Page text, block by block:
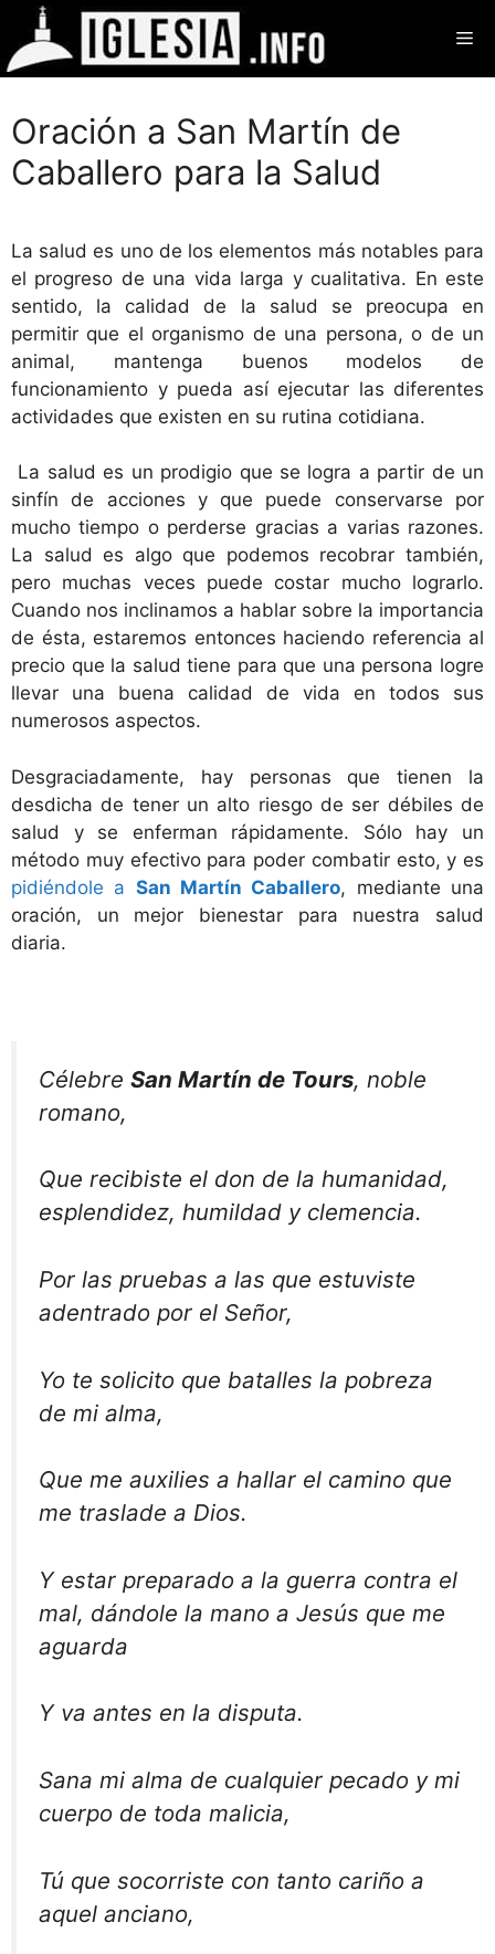
Saltar
contenido
Oración a San Martín de
Caballero para la Salud
La salud es uno de los elementos más notables para
el progreso de una vida larga y cualitativa. En este
sentido, la calidad de la salud se preocupa en
permitir que el organismo de una persona, o de un
animal, mantenga buenos modelos de
funcionamiento y pueda así ejecutar las diferentes
actividades que existen en su rutina cotidiana.
La salud es un prodigio que se logra a partir de un
sinfín de acciones y que puede conservarse por
mucho tiempo o perderse gracias a varias razones.
La salud es algo que podemos recobrar también,
pero muchas veces puede costar mucho lograrlo.
Cuando nos inclinamos a hablar sobre la importancia
de ésta, estaremos entonces haciendo referencia al
precio que la salud tiene para que una persona logre
llevar una buena calidad de vida en todos sus
numerosos aspectos.
Desgraciadamente, hay personas que tienen la
desdicha de tener un alto riesgo de ser débiles de
salud y se enferman rápidamente. Sólo hay un
método muy efectivo para poder combatir esto, y es
pidiéndole a San Martín Caballero, mediante una
oración, un mejor bienestar para nuestra salud
diaria.
Célebre San Martín de Tours, noble
romano,
Que recibiste el don de la humanidad,
esplendidez, humildad y clemencia.
Por las pruebas a las que estuviste
adentrado por el Señor,
Yo te solicito que batalles la pobreza
de mi alma,
Que me auxilies a hallar el camino que
me traslade a Dios.
Y estar preparado a la guerra contra el
mal, dándole la mano a Jesús que me
aguarda
Y va antes en la disputa.
Sana mi alma de cualquier pecado y mi
cuerpo de toda malicia,
Tú que socorriste con tanto cariño a
aquel anciano,